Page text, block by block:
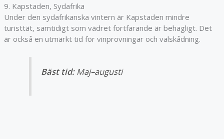
9. Kapstaden, Sydafrika
Under den sydafrikanska vintern är Kapstaden mindre
turisttät, samtidigt som vädret fortfarande är behagligt. Det
är också en utmärkt tid för vinprovningar och valskådning.
Bäst tid:Maj–augusti